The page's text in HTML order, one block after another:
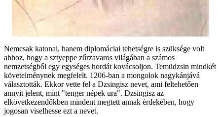
Nemcsak katonai, hanem diplomáciai tehetségre is szüksége volt
ahhoz, hogy a sztyeppe zűrzavaros világában a számos
nemzetségből egy egységes hordát kovácsoljon. Temüdzsin mindkét
követelménynek megfelelt. 1206-ban a mongolok nagykánjává
választották. Ekkor vette fel a Dzsingisz nevet, ami feltehetően
annyit jelent, mint "tenger népek ura". Dzsingisz az
elkövetkezendőkben mindent megtett annak érdekében, hogy
jogosan viselhesse ezt a nevet.